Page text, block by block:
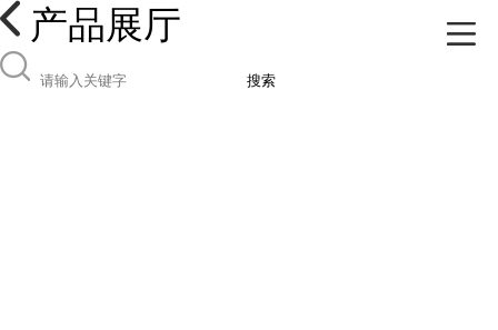
产品展厅
搜索